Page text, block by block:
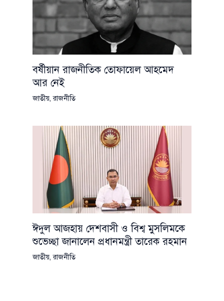
বর্ষীয়ান রাজনীতিক তোফায়েল আহমেদ
আর নেই
জাতীয়,রাজনীতি
ঈদুল আজহায় দেশবাসী ও বিশ্ব মুসলিমকে
শুভেচ্ছা জানালেন প্রধানমন্ত্রী তারেক রহমান
জাতীয়,রাজনীতি